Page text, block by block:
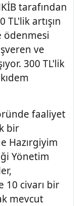
tarafından
artışın
ödenmesi
ve
300 TL'lik
faaliyet
bir
Hazırgiyim
Yönetim
10 civarı bir
mevcut